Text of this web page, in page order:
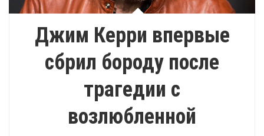
Джим Керри впервые
сбрил бороду после
трагедии с
возлюбленной